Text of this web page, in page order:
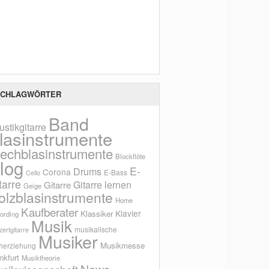
Band
Blockflöte
Cello Corona Drums E-Bass E-
Geige Gitarre Gitarre lernen
Home
Kaufberater Klassiker Klavier
Musik musikalische
Musiker Musikmesse
Musiktheorie